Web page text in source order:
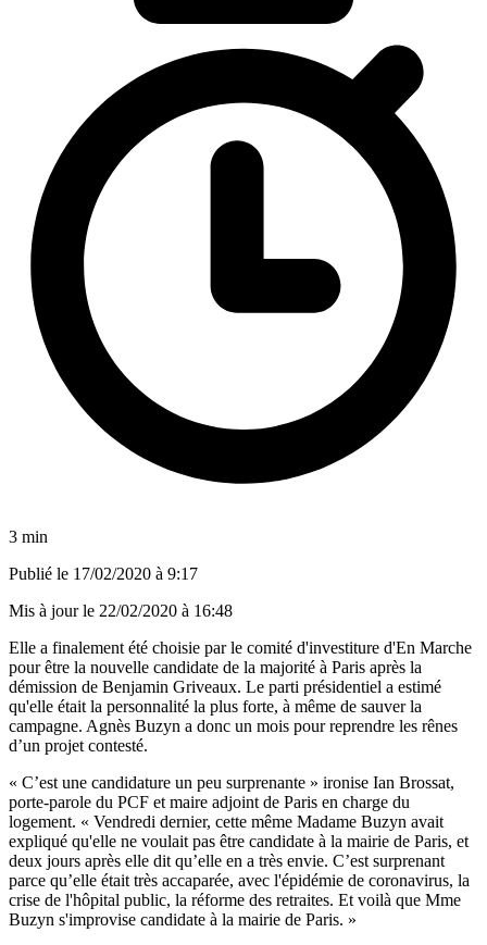
3 min
Publié le 17/02/2020 à 9:17
Mis à jour le 22/02/2020 à 16:48
Elle a finalement été choisie par le comité d'investiture d'En Marche
pour être la nouvelle candidate de la majorité à Paris après la
démission de Benjamin Griveaux. Le parti présidentiel a estimé
qu'elle était la personnalité la plus forte, à même de sauver la
campagne. Agnès Buzyn a donc un mois pour reprendre les rênes
d’un projet contesté.
« C’est une candidature un peu surprenante » ironise Ian Brossat,
porte-parole du PCF et maire adjoint de Paris en charge du
logement. « Vendredi dernier, cette même Madame Buzyn avait
expliqué qu'elle ne voulait pas être candidate à la mairie de Paris, et
deux jours après elle dit qu’elle en a très envie. C’est surprenant
parce qu’elle était très accaparée, avec l'épidémie de coronavirus, la
crise de l'hôpital public, la réforme des retraites. Et voilà que Mme
Buzyn s'improvise candidate à la mairie de Paris. »